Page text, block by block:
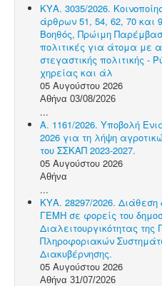
ΚΥΑ. 3035/2026.
άρθρων 51, 54, 62, 70 και
Βοηθός, Πρώιμη
πολιτικές για άτομα με
στεγαστικής πολιτικής -
χηρείας και άλ
05 Αυγούστου 2026
Αθήνα 03/08/2026
...
Α. 1161/2026. Υποβολή
2026 για τη λήψη
του ΣΣΚΑΠ 2023-2027.
05 Αυγούστου 2026
Αθήνα
...
ΚΥΑ. 28297/2026. Διάθεση
ΓΕΜΗ σε φορείς του
Διαλειτουργικότητας
Πληροφοριακών
Διακυβέρνησης.
05 Αυγούστου 2026
Αθήνα 31/07/2026